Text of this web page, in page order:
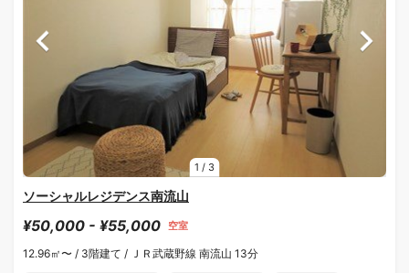
1 / 3
ソーシャルレジデンス南流山
¥50,000 - ¥55,000 空室
12.96㎡〜 / 3階建て / ＪＲ武蔵野線 南流山 13分